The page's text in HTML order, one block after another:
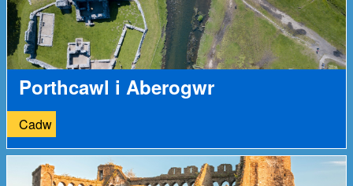
Porthcawl i Aberogwr
Cadw